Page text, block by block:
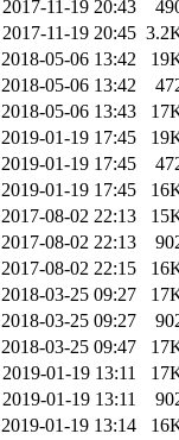
2017-11-19 20:43
2017-11-19 20:45
2018-05-06 13:42
2018-05-06 13:42
2018-05-06 13:43
2019-01-19 17:45
2019-01-19 17:45
2019-01-19 17:45
2017-08-02 22:13
2017-08-02 22:13
2017-08-02 22:15
2018-03-25 09:27
2018-03-25 09:27
2018-03-25 09:47
2019-01-19 13:11
2019-01-19 13:11
2019-01-19 13:14